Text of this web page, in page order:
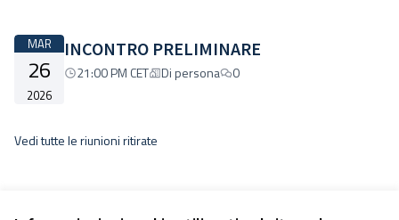
MAR
26
2026
INCONTRO PRELIMINARE
21:00 PM CET Di persona 0
Vedi tutte le riunioni ritirate